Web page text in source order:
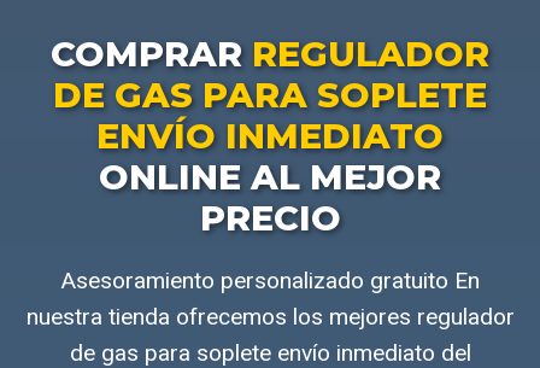
COMPRAR REGULADOR
DE GAS PARA SOPLETE
ENVÍO INMEDIATO
ONLINE AL MEJOR
PRECIO
Asesoramiento personalizado gratuito En
nuestra tienda ofrecemos los mejores regulador
de gas para soplete envío inmediato del